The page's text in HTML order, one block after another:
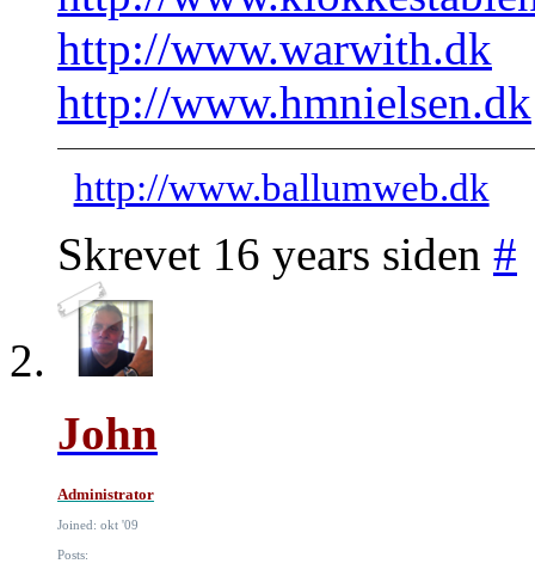
http://www.warwith.dk
http://www.hmnielsen.dk
http://www.ballumweb.dk
Skrevet 16 years siden #
John
Administrator
Joined: okt '09
Posts: